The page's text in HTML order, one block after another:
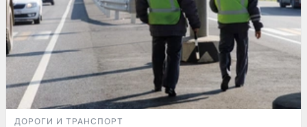
ДОРОГИ И ТРАНСПОРТ